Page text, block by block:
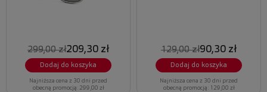
299,00 zł209,30 zł
Dodaj do koszyka
Najniższa cena z 30 dni przed
obecną promocją: 299,00 zł
129,00 zł90,30 zł
Dodaj do koszyka
Najniższa cena z 30 dni przed
obecną promocją: 129,00 zł